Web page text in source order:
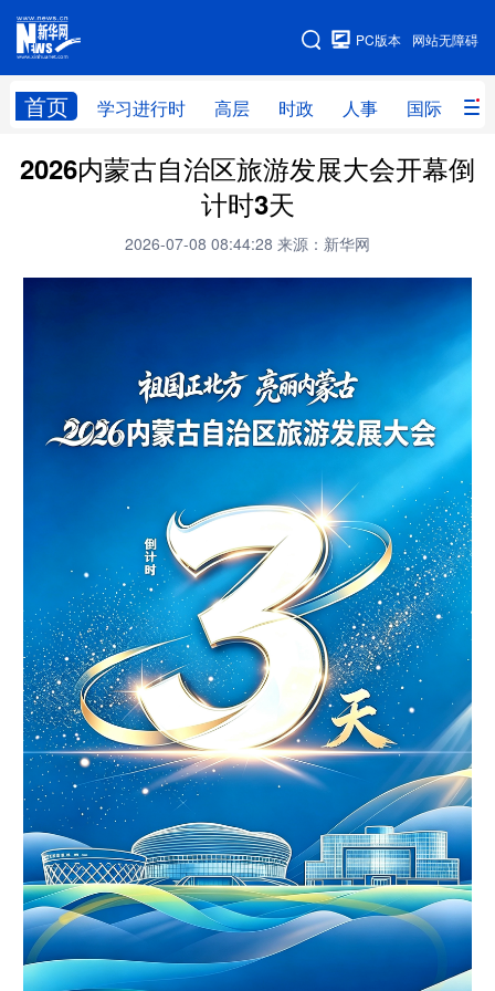
网站无障碍
PC版本
首页 学习进行时 高层 时政 人事 国际 财
网站地图
学习进行时 高层 时政 人事
网评
全球连线
视频 图片
法律 中央文件 金融 汽车
信息化 数字经济
乡村振兴 银龄 溯源中国
城市 旅游 能源 会展
彩票 娱乐 时尚 悦读
公益 一带一路 亚太网 上市公司
文化产业
地方频道
北京 天津 河北 山西
辽宁 吉林 上海 江苏
浙江 福建 江西
2026内蒙古自治区旅游发展大会开幕倒
计时3天
2026-07-08 08:44:28 来源：新华网